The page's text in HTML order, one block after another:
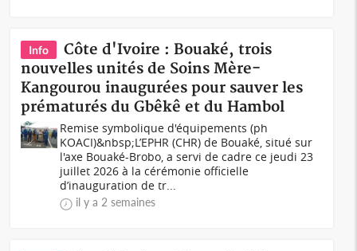
Info
Côte d'Ivoire : Bouaké, trois
nouvelles unités de Soins Mère-
Kangourou inaugurées pour sauver les
prématurés du Gbêkê et du Hambol
Remise symbolique d'équipements (ph
KOACI)&nbsp;L’EPHR (CHR) de Bouaké, situé sur
l'axe Bouaké-Brobo, a servi de cadre ce jeudi 23
juillet 2026 à la cérémonie officielle
d’inauguration de tr...
il y a 2 semaines